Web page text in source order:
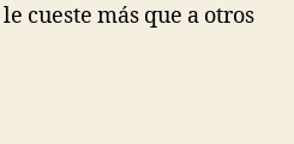
cueste más que a otros